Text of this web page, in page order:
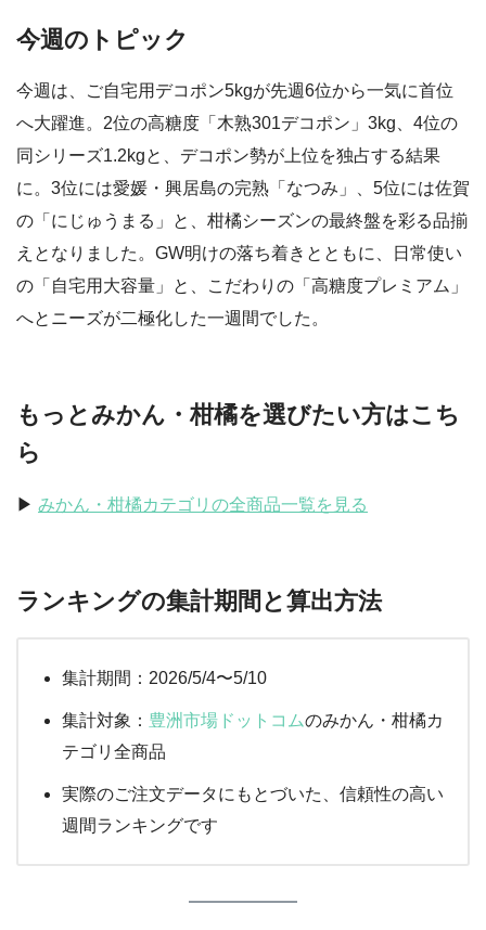
今週のトピック
今週は、ご自宅用デコポン5kgが先週6位から一気に首位
へ大躍進。2位の高糖度「木熟301デコポン」3kg、4位の
同シリーズ1.2kgと、デコポン勢が上位を独占する結果
に。3位には愛媛・興居島の完熟「なつみ」、5位には佐賀
の「にじゅうまる」と、柑橘シーズンの最終盤を彩る品揃
えとなりました。GW明けの落ち着きとともに、日常使い
の「自宅用大容量」と、こだわりの「高糖度プレミアム」
へとニーズが二極化した一週間でした。
もっとみかん・柑橘を選びたい方はこち
ら
▶︎ みかん・柑橘カテゴリの全商品一覧を見る
ランキングの集計期間と算出方法
集計期間：2026/5/4〜5/10
集計対象： 豊洲市場ドットコムのみかん・柑橘カ
テゴリ全商品
実際のご注文データにもとづいた、信頼性の高い
週間ランキングです